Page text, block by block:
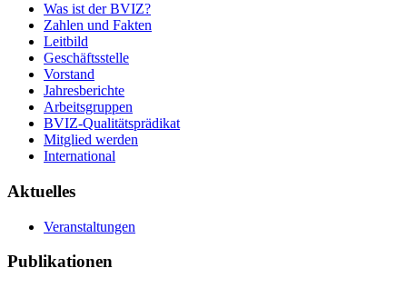
Was ist der BVIZ?
Zahlen und Fakten
Leitbild
Geschäftsstelle
Vorstand
Jahresberichte
Arbeitsgruppen
BVIZ-Qualitätsprädikat
Mitglied werden
International
Aktuelles
Veranstaltungen
Publikationen